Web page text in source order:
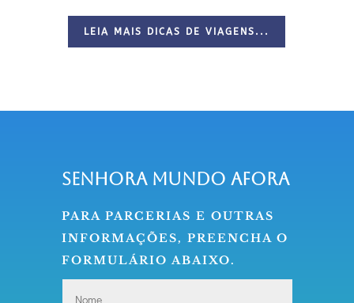
LEIA MAIS DICAS DE VIAGENS...
Senhora Mundo Afora
PARA PARCERIAS E OUTRAS
INFORMAÇÕES, PREENCHA O
FORMULÁRIO ABAIXO.